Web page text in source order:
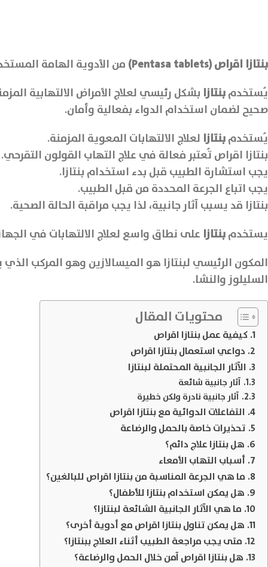
بنتازا اقراص (Pentasa tablets)
من الأدوية الهامة
يُستخدمبنتازا بشكل رئيسي لعلاج الأمراض الالتهابية
صحيح لضمان استخدام الدواء بفعالية وأمان.
يُستخدمبنتازا لعلاج الالتهابات المعوية المزمنة.
بنتازا اقراص تُعتبر فعالة في علاج التهاب القولون التقرحي.
يجب استشارة الطبيب قبل بدء استخدام بنتازا.
يجب اتباع الجرعة المحددة من قبل الطبيب.
بنتازا قد يسبب آثار جانبية، لذا يجب مراقبة الحالة الصحية.
يستخدمبنتازا على نطاق واسع لعلاج الالتهابات في
المكون الرئيسي لبنتازا هو الميسالازين وهو المركب
السليلوز والنشا.
محتويات المقال
كيفية عمل بنتازا اقراص
دواعي استعمال بنتازا اقراص
الآثار الجانبية المحتملة لبنتازا
آثار جانبية شائعة
آثار جانبية نادرة ولكن خطيرة
التفاعلات الدوائية مع بنتازا اقراص
تحذيرات خاصة بالحمل والرضاعة
هل بنتازا علاج دائم؟
أسباب التهاب الأمعاء
ما هي الجرعة المناسبة من بنتازا اقراص للبالغين؟
هل يمكن استخدام بنتازا للأطفال؟
ما هي الآثار الجانبية الشائعة لبنتازا؟
هل يمكن تناول بنتازا اقراص مع أدوية أخرى؟
متى يجب مراجعة الطبيب أثناء العلاج ببنتازا؟
هل بنتازا اقراص آمن خلال الحمل والرضاعة؟